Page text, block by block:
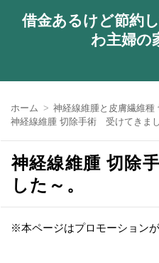
借金あるけど節約
わ主婦の
ホーム
神経線維腫と皮膚繊維種
神経線維腫 切除手術 受けてきまし
神経線維腫 切除
した～。
※本ページはプロモーションが